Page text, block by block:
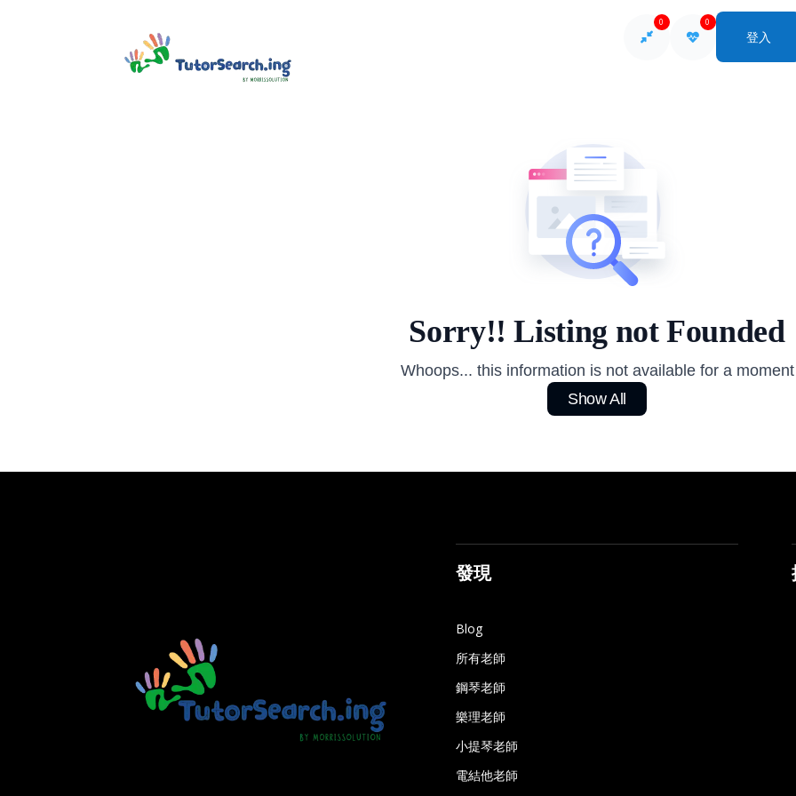
0 0
登入
Sorry!! Listing not Founded
Whoops... this information is not available for a moment
Show All
發現
Blog
所有老師
鋼琴老師
樂理老師
小提琴老師
電結他老師